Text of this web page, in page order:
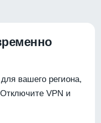
вашего региона,
VPN и